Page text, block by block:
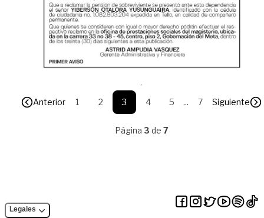
Anterior 1 2 3 4 5 ... 7 Siguiente
Página 3 de 7
Legales